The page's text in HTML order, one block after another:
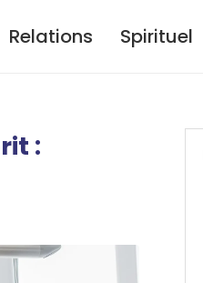
Relations Spirituel
: